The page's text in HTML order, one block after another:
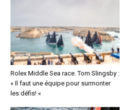
Rolex Middle Sea race. Tom Slingsby :
« Il faut une équipe pour surmonter
les défis! «